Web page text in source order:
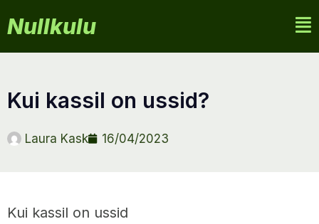
Nullkulu
kui kassil on ussid?
Laura Kask 16/04/2023
Kui kassil on ussid